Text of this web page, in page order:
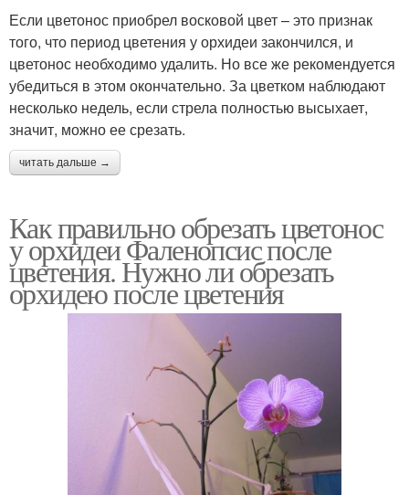
Если цветонос приобрел восковой цвет – это признак
того, что период цветения у орхидеи закончился, и
цветонос необходимо удалить. Но все же рекомендуется
убедиться в этом окончательно. За цветком наблюдают
несколько недель, если стрела полностью высыхает,
значит, можно ее срезать.
читать дальше →
Как правильно обрезать цветонос
у орхидеи Фаленопсис после
цветения. Нужно ли обрезать
орхидею после цветения